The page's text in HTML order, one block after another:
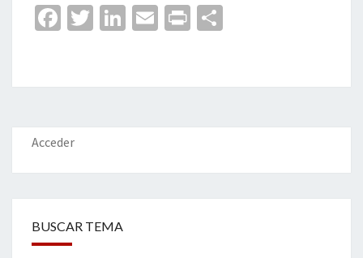
Fa
o
o
k
T
er
Li
dI
n
E
l
Pr
p
ar
Acceder
BUSCAR TEMA